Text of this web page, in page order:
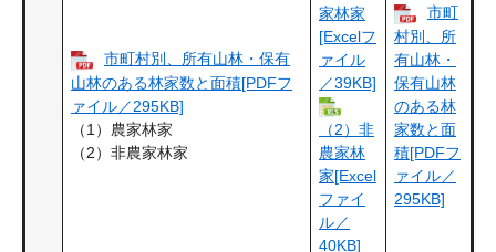
市町村別、所有山林・保有
山林のある林家数と面積[PDFフ
ァイル／295KB]
（1）農家林家
（2）非農家林家
家林家
[Excelフ
ァイル
／39KB]
（2）非
農家林
家[Excel
ファイ
ル／
40KB]
市町
村別、所
有山林・
保有山林
のある林
家数と面
積[PDFフ
ァイル／
295KB]